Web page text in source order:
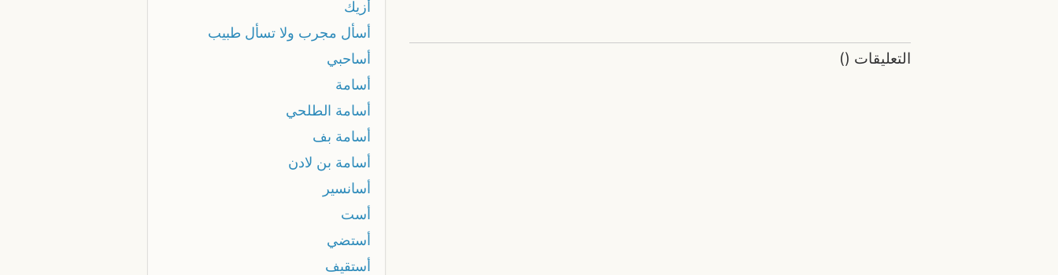
التعليقات (
)
أزيك
أسأل مجرب ولا تسأل طبيب
أساحبي
أسامة
أسامة الطلحي
أسامة بف
أسامة بن لادن
أسانسير
أست
أستضي
أستقيف